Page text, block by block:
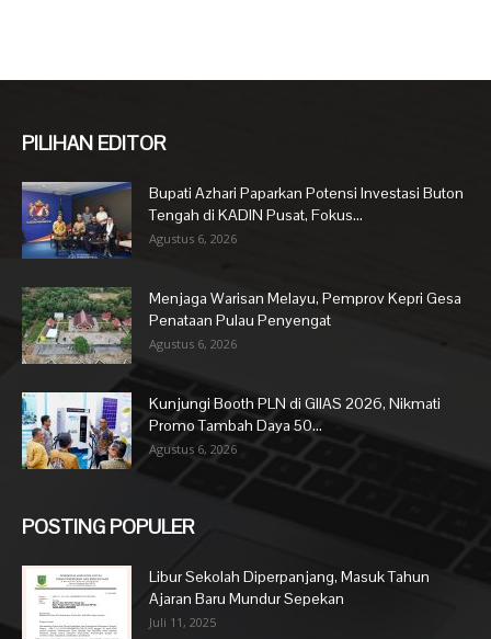
PILIHAN EDITOR
Bupati Azhari Paparkan Potensi Investasi Buton
Tengah di KADIN Pusat, Fokus...
Agustus 6, 2026
Menjaga Warisan Melayu, Pemprov Kepri Gesa
Penataan Pulau Penyengat
Agustus 6, 2026
Kunjungi Booth PLN di GIIAS 2026, Nikmati
Promo Tambah Daya 50...
Agustus 6, 2026
POSTING POPULER
Libur Sekolah Diperpanjang, Masuk Tahun
Ajaran Baru Mundur Sepekan
Juli 11, 2025